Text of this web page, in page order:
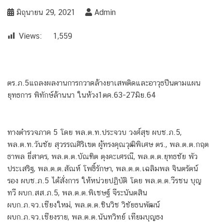
มิถุนายน 29, 2021 Admin
Views: 1,559
ตร.ภ.5แถลงผลงานการกวาดล้างยาเสพติดและอาวุธปืนตามแผน
ยุทธการ พิทักษ์ล้านนา ในห้วง1ตค.63-27มิย.64
ทางตำรวจภาค 5 โดย พล.ต.ท.ประจวบ วงศ์สุข ผบช.ภ.5,
พล.ต.ท.วันชัย สุวรรณศิริเขต ผู้ทรงคุณวุฒิพิเศษ ตร., พล.ต.ต.กฤต
ธาพล ยี่สาคร, พล.ต.ต.บัณฑิต ตุงคะเศรณี, พล.ต.ต.ยุทธชัย พัว
ประเสริฐ, พล.ต.ต.สัณห์ โพธิ์รักษา, พล.ต.ต.เฉลิมพล จินตรัตน์
รอง ผบช.ภ.5 ได้สั่งการ ให้หน่วยปฏิบัติ โดย พล.ต.ต.วีรชน บุญ
ทวี ผบก.สส.ภ.5, พล.ต.ต.พิเชษฐ์ จีระนันตสิน
ผบก.ภ.จว.เชียงใหม่, พล.ต.ต.ชินวิช วิชัยธนพัฒน์
ผบก.ภ.จว.เชียงราย, พล.ต.ต.นันทวิทย์ เทียมบุญธง